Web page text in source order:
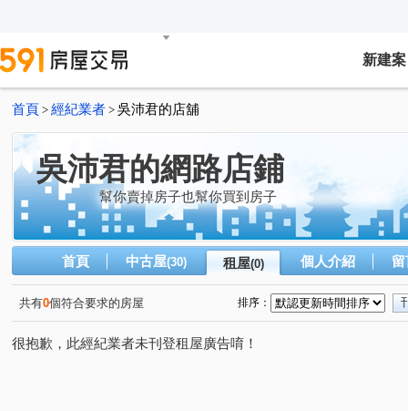
新建案
首頁 > 經紀業者 > 吳沛君的店舖
吳沛君的網路店鋪
幫你賣掉房子也幫你買到房子
首頁 中古屋(30) 租屋(0) 個人介紹
共有0個符合要求的房屋 排序：
很抱歉，此經紀業者未刊登租屋廣告唷！